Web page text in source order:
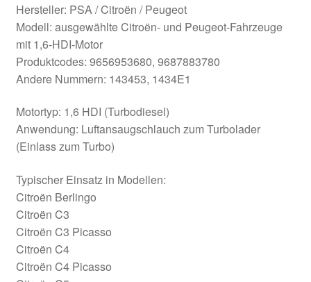
Hersteller: PSA / Citroën / Peugeot
Modell: ausgewählte Citroën- und Peugeot-Fahrzeuge
mit 1,6-HDI-Motor
Produktcodes: 9656953680, 9687883780
Andere Nummern: 143453, 1434E1
Motortyp: 1,6 HDI (Turbodiesel)
Anwendung: Luftansaugschlauch zum Turbolader
(Einlass zum Turbo)
Typischer Einsatz in Modellen:
Citroën Berlingo
Citroën C3
Citroën C3 Picasso
Citroën C4
Citroën C4 Picasso